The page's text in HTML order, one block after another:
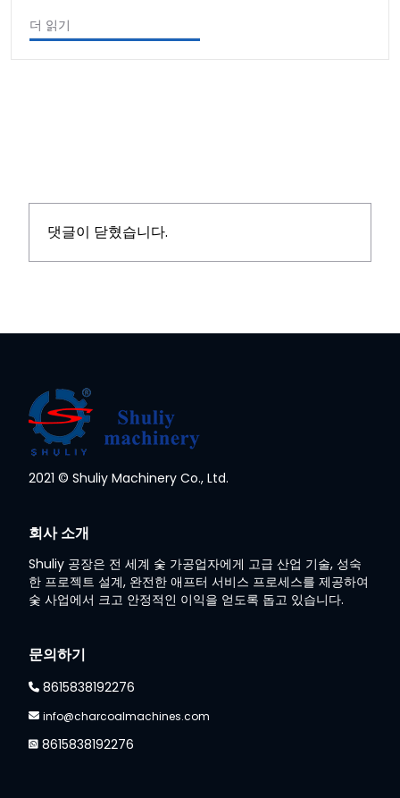
더 읽기
댓글이 닫혔습니다.
2021 © Shuliy Machinery Co., Ltd.
회사 소개
Shuliy 공장은 전 세계 숯 가공업자에게 고급 산업 기술, 성숙
한 프로젝트 설계, 완전한 애프터 서비스 프로세스를 제공하여
숯 사업에서 크고 안정적인 이익을 얻도록 돕고 있습니다.
문의하기
8615838192276
info@charcoalmachines.com
8615838192276
Wechat